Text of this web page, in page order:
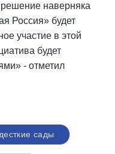
наверняка
Россия» будет
участие в этой
будет
- отметил
сады